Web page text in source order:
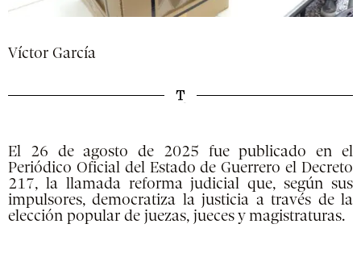
Víctor García
El 26 de agosto de 2025 fue publicado en el
Periódico Oficial del Estado de Guerrero el Decreto
217, la llamada reforma judicial que, según sus
impulsores, democratiza la justicia a través de la
elección popular de juezas, jueces y magistraturas.